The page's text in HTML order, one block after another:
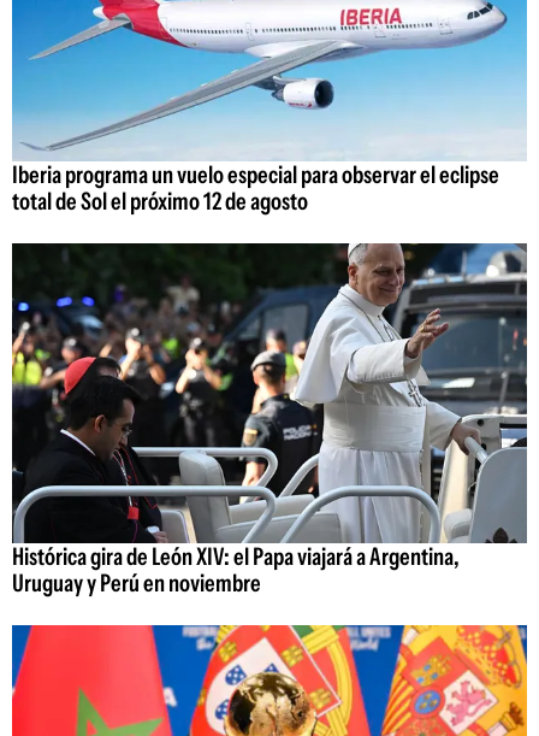
Iberia programa un vuelo especial para observar el eclipse
total de Sol el próximo 12 de agosto
Histórica gira de León XIV: el Papa viajará a Argentina,
Uruguay y Perú en noviembre